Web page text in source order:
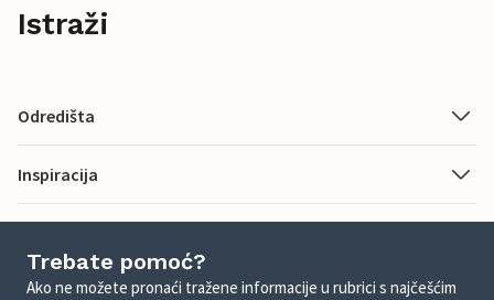
Istraži
Odredišta
Inspiracija
Trebate pomoć?
Ako ne možete pronaći tražene informacije u rubrici s najčešćim